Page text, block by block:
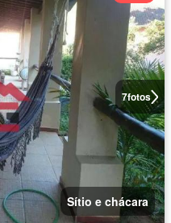
7fotos
Sítio e chácara